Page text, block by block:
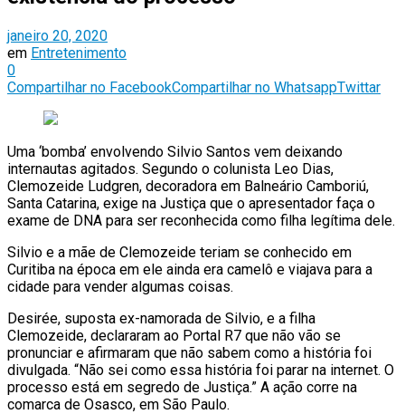
janeiro 20, 2020
em Entretenimento
0
Compartilhar no FacebookCompartilhar no WhatsappTwittar
Uma ‘bomba’ envolvendo Silvio Santos vem deixando
internautas agitados. Segundo o colunista Leo Dias,
Clemozeide Ludgren, decoradora em Balneário Camboriú,
Santa Catarina, exige na Justiça que o apresentador faça o
exame de DNA para ser reconhecida como filha legítima dele.
Silvio e a mãe de Clemozeide teriam se conhecido em
Curitiba na época em ele ainda era camelô e viajava para a
cidade para vender algumas coisas.
Desirée, suposta ex-namorada de Silvio, e a filha
Clemozeide, declararam ao Portal R7 que não vão se
pronunciar e afirmaram que não sabem como a história foi
divulgada. “Não sei como essa história foi parar na internet. O
processo está em segredo de Justiça.” A ação corre na
comarca de Osasco, em São Paulo.